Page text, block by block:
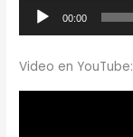
Reproductor
de
00:00
Video en YouTube: